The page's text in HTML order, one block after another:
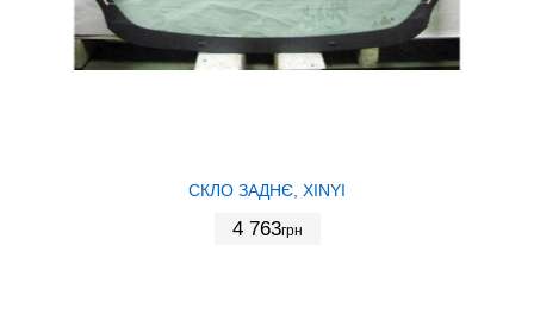
СКЛО ЗАДНЄ, XINYI
4 763грн